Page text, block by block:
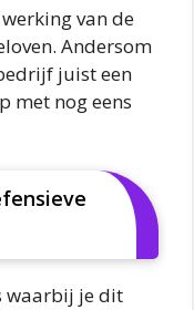
van de
Andersom
juist een
met nog eens
waarbij je dit